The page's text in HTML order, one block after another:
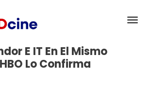
E IT En El Mismo
Lo Confirma